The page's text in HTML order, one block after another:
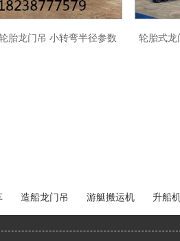
胎龙门吊 小转弯半径参数 轮胎式龙
造船龙门吊 游艇搬运机 升船